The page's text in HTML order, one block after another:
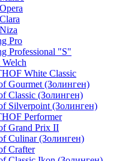
Pro
Professional "S"
White Classic
Gourmet (Золинген)
Classic (Золинген)
Silverpoint (Золинген)
Performer
Grand Prix II
Culinar (Золинген)
Crafter